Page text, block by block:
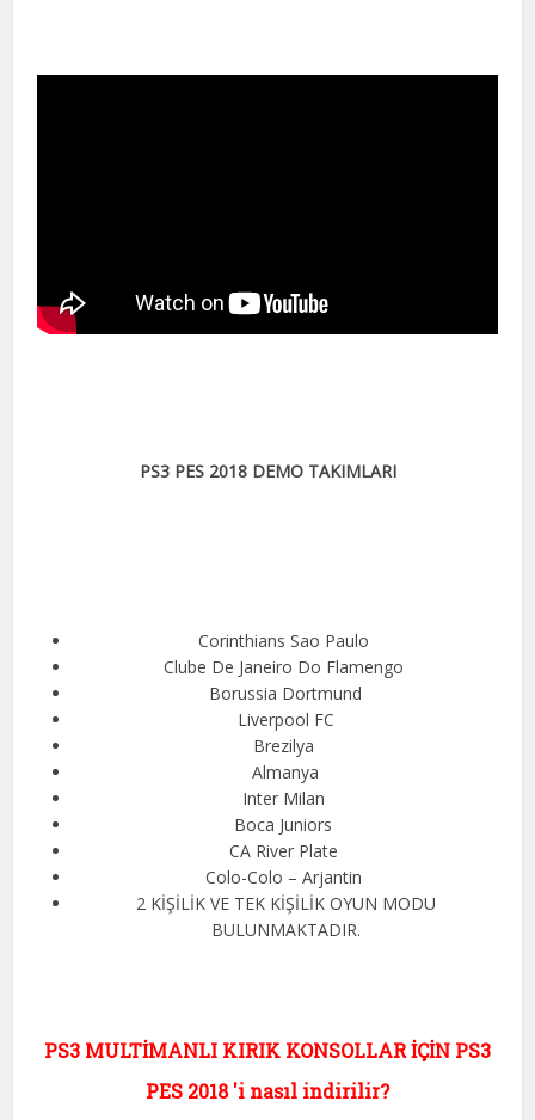
PS3 PES 2018 DEMO TAKIMLARI
Corinthians Sao Paulo
Clube De Janeiro Do Flamengo
Borussia Dortmund
Liverpool FC
Brezilya
Almanya
Inter Milan
Boca Juniors
CA River Plate
Colo-Colo – Arjantin
2 KİŞİLİK VE TEK KİŞİLİK OYUN MODU
BULUNMAKTADIR.
PS3 MULTİMANLI KIRIK KONSOLLAR İÇİN PS3
PES 2018 'i nasıl indirilir?